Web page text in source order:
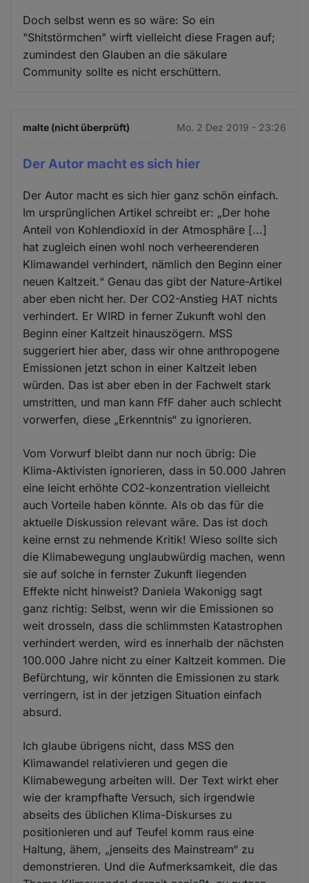
Doch selbst wenn es so wäre: So ein
"Shitstörmchen" wirft vielleicht diese Fragen auf;
zumindest den Glauben an die säkulare
Community sollte es nicht erschüttern.
malte (nicht überprüft) Mo. 2 Dez 2019 - 23:26
Der Autor macht es sich hier
Der Autor macht es sich hier ganz schön einfach.
Im ursprünglichen Artikel schreibt er: „Der hohe
Anteil von Kohlendioxid in der Atmosphäre [...]
hat zugleich einen wohl noch verheerenderen
Klimawandel verhindert, nämlich den Beginn einer
neuen Kaltzeit.“ Genau das gibt der Nature-Artikel
aber eben nicht her. Der CO2-Anstieg HAT nichts
verhindert. Er WIRD in ferner Zukunft wohl den
Beginn einer Kaltzeit hinauszögern. MSS
suggeriert hier aber, dass wir ohne anthropogene
Emissionen jetzt schon in einer Kaltzeit leben
würden. Das ist aber eben in der Fachwelt stark
umstritten, und man kann FfF daher auch schlecht
vorwerfen, diese „Erkenntnis“ zu ignorieren.
Vom Vorwurf bleibt dann nur noch übrig: Die
Klima-Aktivisten ignorieren, dass in 50.000 Jahren
eine leicht erhöhte CO2-konzentration vielleicht
auch Vorteile haben könnte. Als ob das für die
aktuelle Diskussion relevant wäre. Das ist doch
keine ernst zu nehmende Kritik! Wieso sollte sich
die Klimabewegung unglaubwürdig machen, wenn
sie auf solche in fernster Zukunft liegenden
Effekte nicht hinweist? Daniela Wakonigg sagt
ganz richtig: Selbst, wenn wir die Emissionen so
weit drosseln, dass die schlimmsten Katastrophen
verhindert werden, wird es innerhalb der nächsten
100.000 Jahre nicht zu einer Kaltzeit kommen. Die
Befürchtung, wir könnten die Emissionen zu stark
verringern, ist in der jetzigen Situation einfach
absurd.
Ich glaube übrigens nicht, dass MSS den
Klimawandel relativieren und gegen die
Klimabewegung arbeiten will. Der Text wirkt eher
wie der krampfhafte Versuch, sich irgendwie
abseits des üblichen Klima-Diskurses zu
positionieren und auf Teufel komm raus eine
Haltung, ähem, „jenseits des Mainstream“ zu
demonstrieren. Und die Aufmerksamkeit, die das